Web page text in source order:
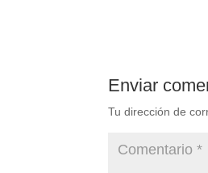
Enviar
Tu dirección de